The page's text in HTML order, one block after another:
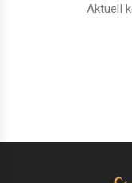
Aktuell